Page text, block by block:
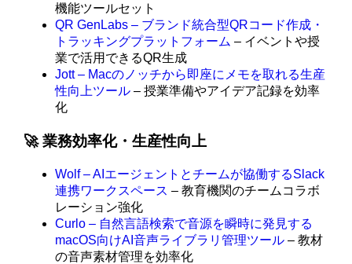
機能ツールセット
QR GenLabs – ブランド統合型QRコード作成・
トラッキングプラットフォーム – イベントや授
業で活用できるQR生成
Jott – Macのノッチから即座にメモを取れる生産
性向上ツール – 授業準備やアイデア記録を効率
化
🚀 業務効率化・生産性向上
Wolf – AIエージェントとチームが協働するSlack
連携ワークスペース – 教育機関のチームコラボ
レーション強化
Curlo – 自然言語検索で音源を瞬時に発見する
macOS向けAI音声ライブラリ管理ツール – 教材
の音声素材管理を効率化